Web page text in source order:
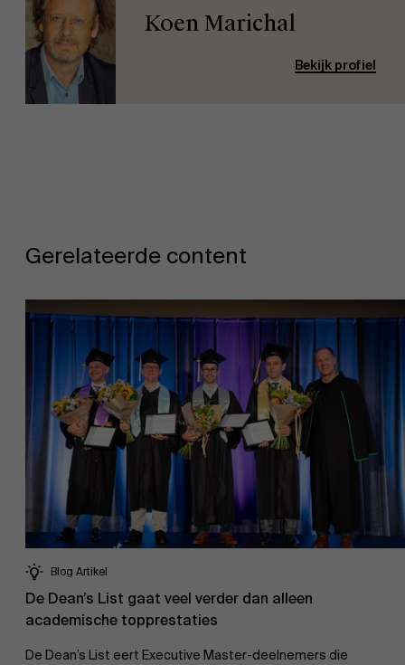
Onderzoek
Over Antwerp Management School
Partners
Evenementen
Nieuws
Werken bij AMS
Koen Marichal
Bekijk profiel
Gerelateerde content
Blog Artikel
De Dean’s List gaat veel verder dan alleen
academische topprestaties
De Dean’s List eert Executive Master-deelnemers die